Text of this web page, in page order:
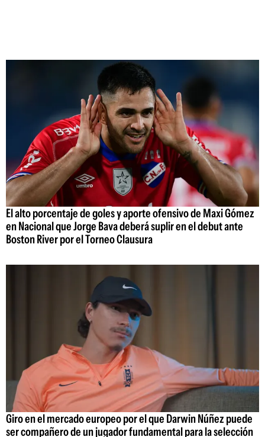
El alto porcentaje de goles y aporte ofensivo de Maxi Gómez
en Nacional que Jorge Bava deberá suplir en el debut ante
Boston River por el Torneo Clausura
Giro en el mercado europeo por el que Darwin Núñez puede
ser compañero de un jugador fundamental para la selección